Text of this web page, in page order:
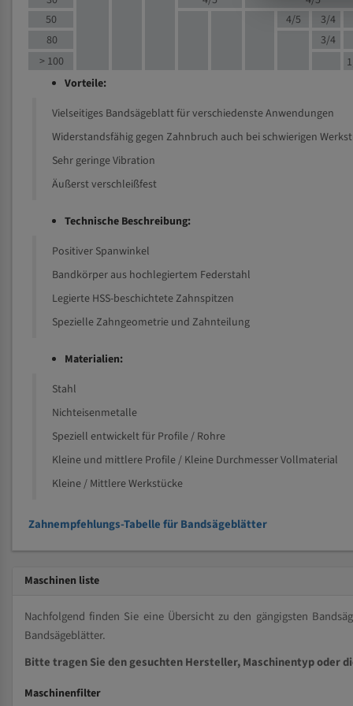
50
4/5 3/4
80
3/4
> 100
Vorteile:
Vielseitiges Bandsägeblatt für verschiedenste Anwendungen
Widerstandsfähig gegen Zahnbruch auch bei schwierigen
Sehr geringe Vibration
Äußerst verschleißfest
Technische Beschreibung:
Positiver Spanwinkel
Bandkörper aus hochlegiertem Federstahl
Legierte HSS-beschichtete Zahnspitzen
Spezielle Zahngeometrie und Zahnteilung
Materialien:
Stahl
Nichteisenmetalle
Speziell entwickelt für Profile / Rohre
Kleine und mittlere Profile / Kleine Durchmesser Vollmaterial
Kleine / Mittlere Werkstücke
Zahnempfehlungs-Tabelle für Bandsägeblätter
Maschinen liste
Nachfolgend finden Sie eine Übersicht zu den gängigsten
Bandsägeblätter.
Bitte tragen Sie den gesuchten Hersteller, Maschinentyp oder
Maschinenfilter